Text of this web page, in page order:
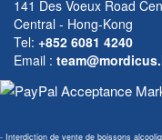
141 Des Voeux Road
Central - Hong-Kong
Tel: +852 6081 4240
Email :
- Interdiction de vente de boissons